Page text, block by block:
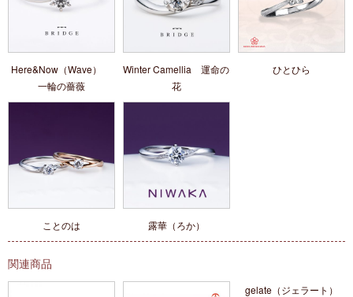
Here&Now（Wave）
一輪の薔薇
Winter Camellia 運命の
花
ひとひら
ことのは 露華（ろか）
関連商品
gelate（ジェラート）